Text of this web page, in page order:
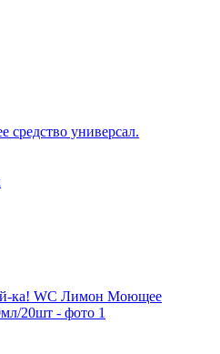
универсал.